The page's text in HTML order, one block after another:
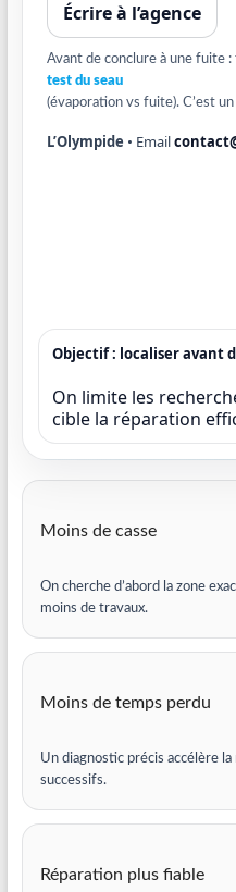
Écrire à l’agence
Avant de conclure à une fuite :
test du seau
(évaporation vs fuite). C’est
L’Olympide • Email
Objectif : localiser avant
On limite les
cible la réparation
Moins de casse
On cherche d’abord la zone
moins de travaux.
Moins de temps perdu
Un diagnostic précis accélère
successifs.
Réparation plus fiable